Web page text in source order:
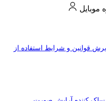
موبایل
قوانین و شرایط استفاده از